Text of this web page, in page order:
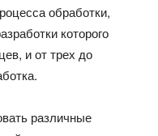
обработки,
которого
и от трех до
различные